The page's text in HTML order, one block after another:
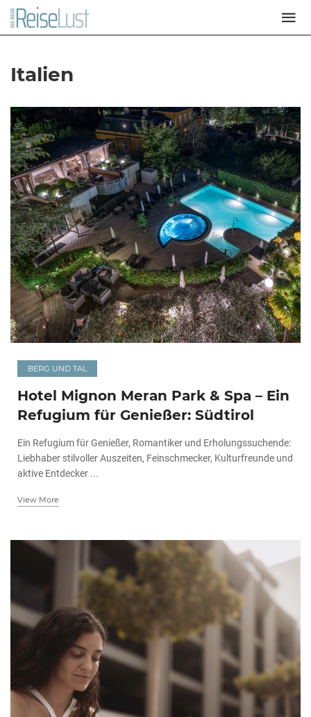
Italien
BERG UND TAL
Hotel Mignon Meran Park & Spa – Ein
Refugium für Genießer: Südtirol
Ein Refugium für Genießer, Romantiker und Erholungssuchende:
Liebhaber stilvoller Auszeiten, Feinschmecker, Kulturfreunde und
aktive Entdecker ...
View More